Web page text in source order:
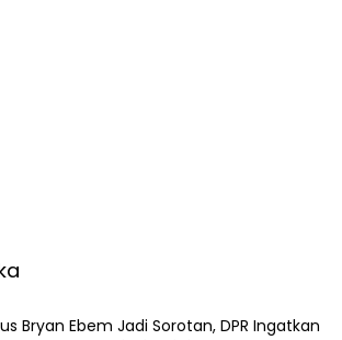
Bryan Ebem Jadi Sorotan, DPR Ingatkan